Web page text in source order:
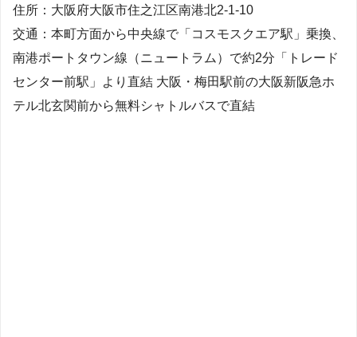
住所：大阪府大阪市住之江区南港北2-1-10
交通：本町方面から中央線で「コスモスクエア駅」乗換、
南港ポートタウン線（ニュートラム）で約2分「トレード
センター前駅」より直結 大阪・梅田駅前の大阪新阪急ホ
テル北玄関前から無料シャトルバスで直結